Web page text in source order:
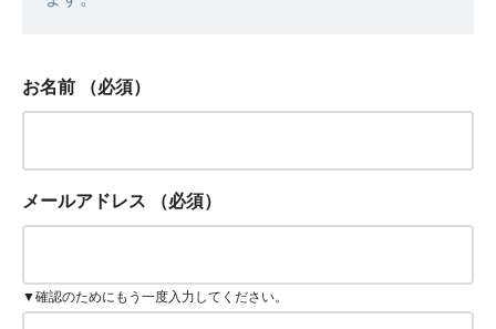
お名前 （必須）
メールアドレス （必須）
▼確認のためにもう一度入力してください。